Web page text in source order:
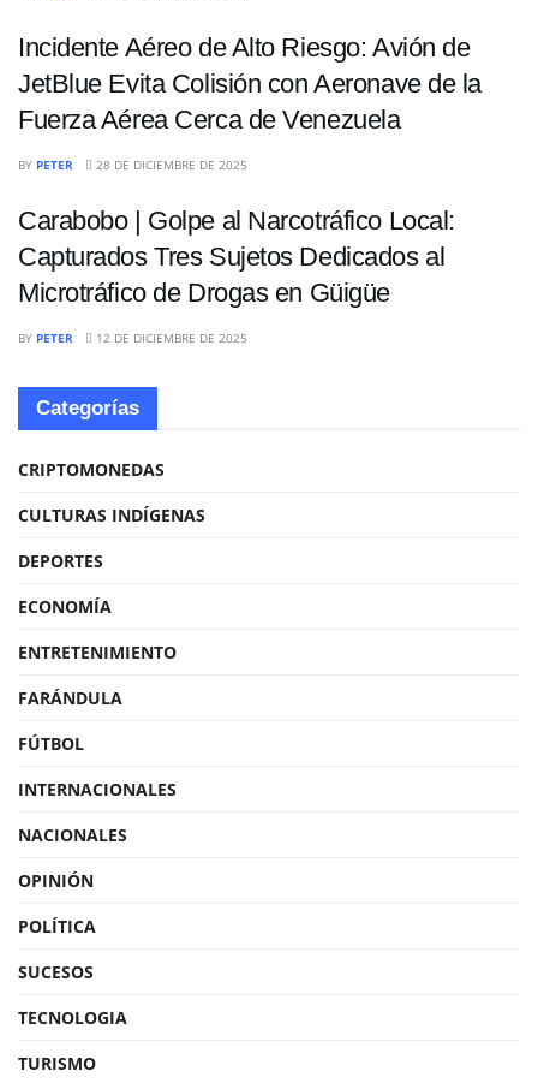
Incidente Aéreo de Alto Riesgo: Avión de
JetBlue Evita Colisión con Aeronave de la
Fuerza Aérea Cerca de Venezuela
BY PETER 28 DE DICIEMBRE DE 2025
Carabobo | Golpe al Narcotráfico Local:
Capturados Tres Sujetos Dedicados al
Microtráfico de Drogas en Güigüe
BY PETER 12 DE DICIEMBRE DE 2025
Categorías
CRIPTOMONEDAS
CULTURAS INDÍGENAS
DEPORTES
ECONOMÍA
ENTRETENIMIENTO
FARÁNDULA
FÚTBOL
INTERNACIONALES
NACIONALES
OPINIÓN
POLÍTICA
SUCESOS
TECNOLOGIA
TURISMO